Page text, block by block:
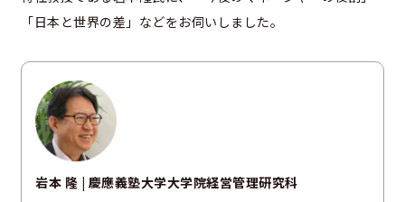
「日本と世界の差」などをお伺いしました。
岩本 隆 | 慶應義塾大学大学院経営管理研究科